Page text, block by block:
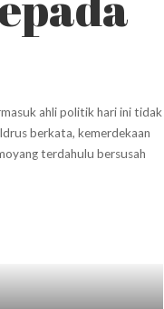
ahli politik hari ini tidak
berkata, kemerdekaan
terdahulu bersusah